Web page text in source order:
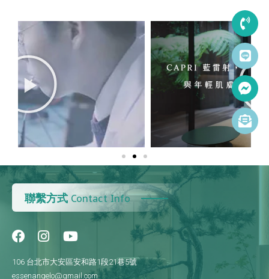
聯繫方式 Contact Info
106 台北市大安區安和路1段21巷5號
essenangelo@gmail.com